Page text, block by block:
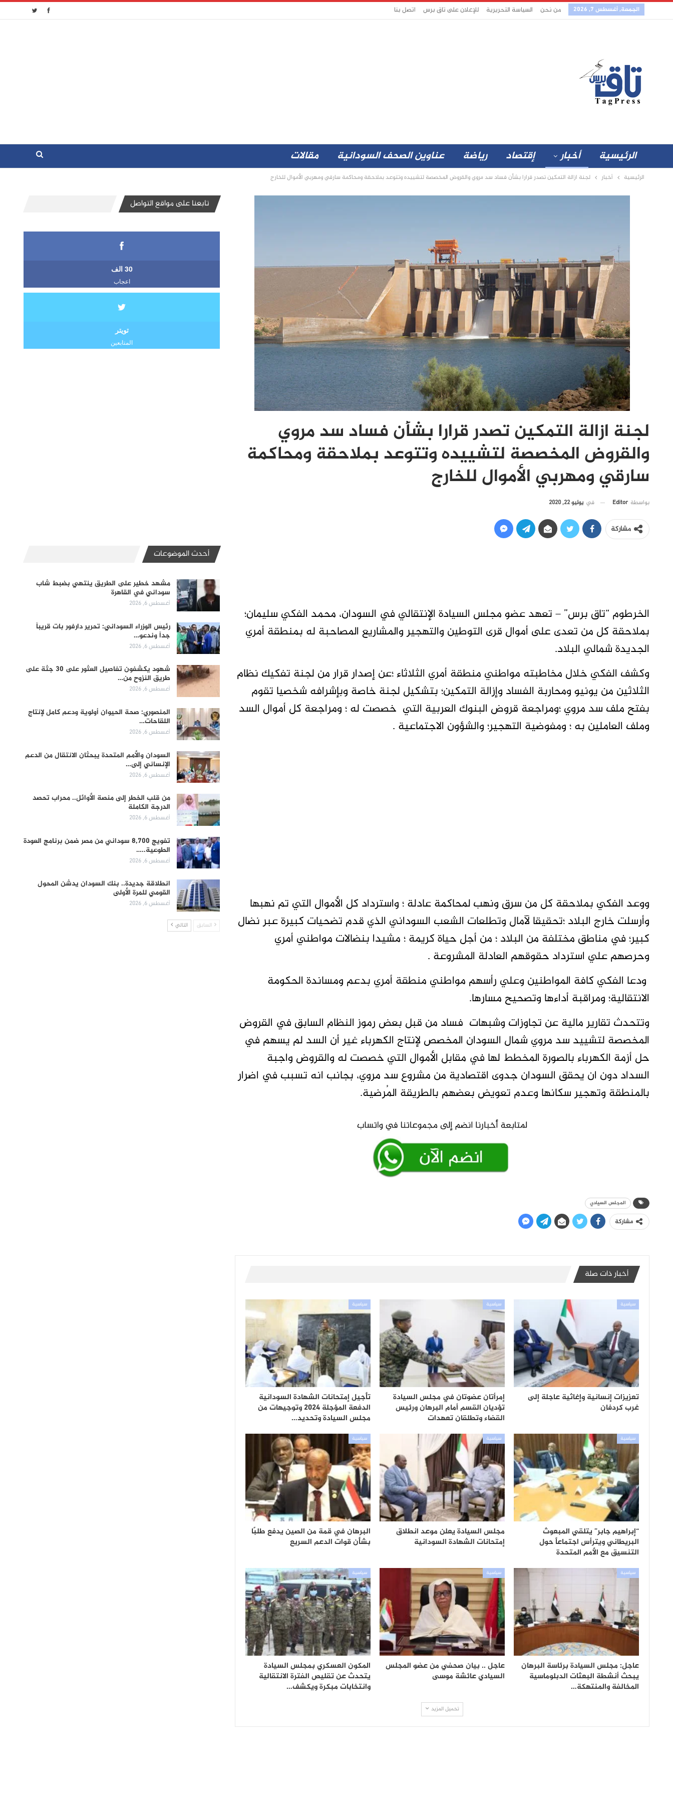
الجمعة, أغسطس 7, 2026 من نحن السياسة التحريرية للإعلان على تاق برس اتصل بنا
الرئيسية أخبار إقتصاد رياضة عناوين الصحف السودانية مقالات
الرئيسية أخبار لجنة ازالة التمكين تصدر قرارا بشأن فساد سد مروي والقروض المخصصة لتشييده وتتوعد بملاحقة ومحاكمة سارقي ومهربي الأموال للخارج
لجنة ازالة التمكين تصدر قرارا بشأن فساد سد مروي
والقروض المخصصة لتشييده وتتوعد بملاحقة ومحاكمة
سارقي ومهربي الأموال للخارج
بواسطة Editor في يوليو 22, 2020
مشاركة
الخرطوم “تاق برس” – تعهد عضو مجلس السيادة الإنتقالي في السودان، محمد الفكي سليمان؛
بملاحقة كل من تعدى على أموال قرى التوطين والتهجير والمشاريع المصاحبة له بمنطقة أمري
الجديدة شمالي البلاد.
وكشف الفكي خلال مخاطبته مواطني منطقة أمري الثلاثاء ؛عن إصدار قرار من لجنة تفكيك نظام
الثلاثين من يونيو ومحاربة الفساد وإزالة التمكين؛ بتشكيل لجنة خاصة وبإشرافه شخصيا تقوم
بفتح ملف سد مروي ؛ومراجعة قروض البنوك العربية التي خصصت له ؛ ومراجعة كل أموال السد
وملف العاملين به ؛ ومفوضية التهجير؛ والشؤون الاجتماعية .
ووعد الفكي بملاحقة كل من سرق ونهب لمحاكمة عادلة ؛ واسترداد كل الأموال التي تم نهبها
وأرسلت خارج البلاد ؛تحقيقا لآمال وتطلعات الشعب السوداني الذي قدم تضحيات كبيرة عبر نضال
كبير؛ في مناطق مختلفة من البلاد ؛ من أجل حياة كريمة ؛ مشيدا بنضالات مواطني أمري
وحرصهم علي استرداد حقوقهم العادلة المشروعة .
ودعا الفكي كافة المواطنين وعلي رأسهم مواطني منطقة أمري بدعم ومساندة الحكومة
الانتقالية؛ ومراقبة أداءها وتصحيح مسارها.
وتتحدث تقارير مالية عن تجاوزات وشبهات فساد من قبل بعض رموز النظام السابق في القروض
المخصصة لتشييد سد مروي شمال السودان المخصص لإنتاج الكهرباء غير أن السد لم يسهم في
حل أزمة الكهرباء بالصورة المخطط لها في مقابل الأموال التي خصصت له والقروض واجبة
السداد دون ان يحقق السودان جدوى اقتصادية من مشروع سد مروي، بجانب انه تسبب في اضرار
بالمنطقة وتهجير سكانها وعدم تعويض بعضهم بالطريقة المُرضية.
المجلس السيادي
مشاركة
أخبار ذات صلة
سياسية
تعزيزات إنسانية وإغاثية عاجلة إلى
غرب كردفان
سياسية
إمرأتان عضوتان في مجلس السيادة
تؤديان القسم أمام البرهان ورئيس
القضاء وتطلقان تعهدات
سياسية
تأجيل إمتحانات الشهادة السودانية
الدفعة المؤجلة 2024 وتوجيهات من
مجلس السيادة وتحديد…
سياسية
“إبراهيم جابر” يتلقي المبعوث
البريطاني ويترأس اجتماعاً حول
التنسيق مع الأمم المتحدة
سياسية
مجلس السيادة يعلن موعد انطلاق
إمتحانات الشهادة السودانية
سياسية
البرهان في قمة من الصين يدفع طلبًا
بشأن قوات الدعم السريع
سياسية
عاجل: مجلس السيادة برئاسة البرهان
يبحث أنشطة البعثات الدبلوماسية
المخالفة والمنتهكة…
سياسية
عاجل .. بيان صحفي من عضو المجلس
السيادي عائشة موسى
سياسية
المكون العسكري بمجلس السيادة
يتحدث عن تقليص الفترة الانتقالية
وانتخابات مبكرة ويكشف…
تحميل المزيد
تابعنا على مواقع التواصل
30 الف
اعجاب
تويتر
المتابعين
أحدث الموضوعات
مشهد خطير على الطريق ينتهي بضبط شاب
سوداني في القاهرة
أغسطس 6, 2026
رئيس الوزراء السوداني: تحرير دارفور بات قريباً
جداً وندعو…
أغسطس 6, 2026
شهود يكشفون تفاصيل العثور على 30 جثة على
طريق النزوح من…
أغسطس 6, 2026
المنصوري: صحة الحيوان أولوية ودعم كامل لإنتاج
اللقاحات…
أغسطس 6, 2026
السودان والأمم المتحدة يبحثان الانتقال من الدعم
الإنساني إلى…
أغسطس 6, 2026
من قلب الخطر إلى منصة الأوائل.. محراب تحصد
الدرجة الكاملة
أغسطس 6, 2026
تفويج 8,700 سوداني من مصر ضمن برنامج العودة
الطوعية..…
أغسطس 6, 2026
انطلاقة جديدة.. بنك السودان يدشن المحول
القومي للمرة الأولى
أغسطس 6, 2026
السابق التالي